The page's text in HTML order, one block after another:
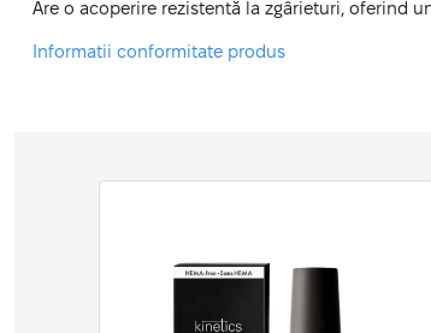
Are o acoperire rezistentă la zgârieturi, oferind
Informatii conformitate produs